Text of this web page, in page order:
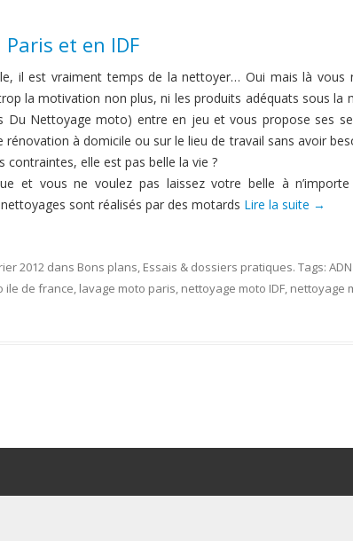
et en IDF
il est vraiment temps de la nettoyer… Oui mais là vous
la motivation non plus, ni les produits adéquats sous la
Du Nettoyage moto) entre en jeu et vous propose ses
rénovation à domicile ou sur le lieu de travail sans avoir
contraintes, elle est pas belle la vie ?
et vous ne voulez pas laissez votre belle à
sont réalisés par des motards Lire la suite →
2012 dans Bons plans, Essais & dossiers pratiques. Tags:
ile de france, lavage moto paris, nettoyage moto IDF, nettoyage